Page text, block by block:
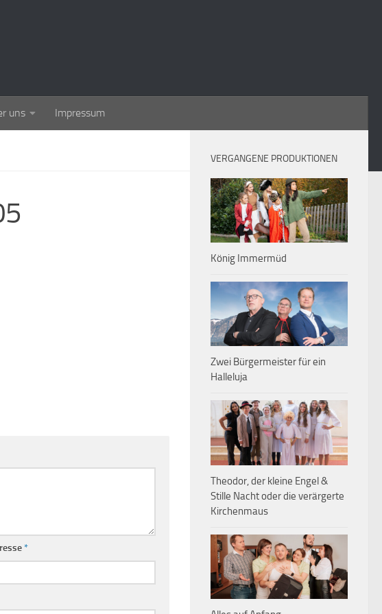
uns Impressum
*
VERGANGENE PRODUKTIONEN
König Immermüd
Zwei Bürgermeister für ein
Halleluja
Theodor, der kleine Engel &
Stille Nacht oder die verärgerte
Kirchenmaus